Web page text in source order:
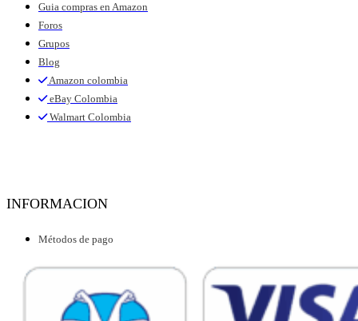
Guia compras en Amazon
Foros
Grupos
Blog
Amazon colombia
eBay Colombia
Walmart Colombia
INFORMACION
Métodos de pago